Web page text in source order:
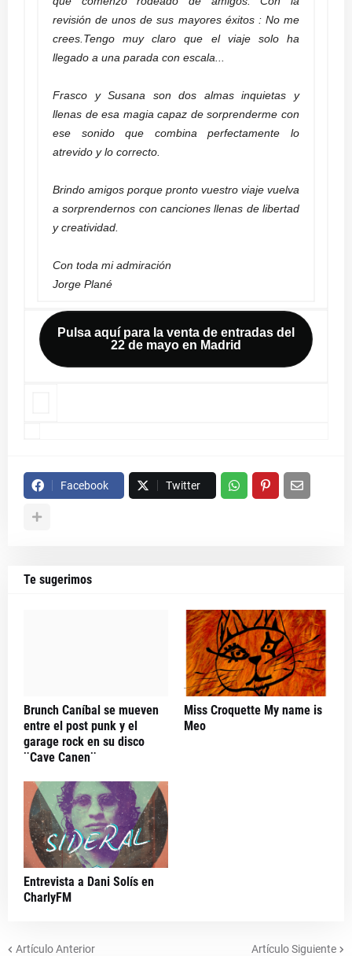
revisión de unos de sus mayores éxitos : No me
crees.Tengo muy claro que el viaje solo ha
llegado a una parada con escala...
Frasco y Susana son dos almas inquietas y
llenas de esa magia capaz de sorprenderme con
ese sonido que combina perfectamente lo
atrevido y lo correcto.
Brindo amigos porque pronto vuestro viaje vuelva
a sorprendernos con canciones llenas de libertad
y creatividad.
Con toda mi admiración
Jorge Plané
Pulsa aquí para la venta de entradas del
22 de mayo en Madrid
Facebook Twitter
Te sugerimos
Brunch Caníbal se mueven
entre el post punk y el
garage rock en su disco
¨Cave Canen¨
Miss Croquette My name is
Meo
Entrevista a Dani Solís en
CharlyFM
Artículo Anterior Artículo Siguiente